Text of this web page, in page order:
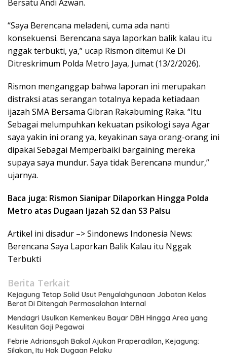
Bersatu Andi Azwan.
“Saya Berencana meladeni, cuma ada nanti
konsekuensi. Berencana saya laporkan balik kalau itu
nggak terbukti, ya,” ucap Rismon ditemui Ke Di
Ditreskrimum Polda Metro Jaya, Jumat (13/2/2026).
Rismon menganggap bahwa laporan ini merupakan
distraksi atas serangan totalnya kepada ketiadaan
ijazah SMA Bersama Gibran Rakabuming Raka. “Itu
Sebagai melumpuhkan kekuatan psikologi saya Agar
saya yakin ini orang ya, keyakinan saya orang-orang ini
dipakai Sebagai Memperbaiki bargaining mereka
supaya saya mundur. Saya tidak Berencana mundur,”
ujarnya.
Baca juga: Rismon Sianipar Dilaporkan Hingga Polda
Metro atas Dugaan Ijazah S2 dan S3 Palsu
Artikel ini disadur –> Sindonews Indonesia News:
Berencana Saya Laporkan Balik Kalau itu Nggak
Terbukti
Berita Terkait
Kejagung Tetap Solid Usut Penyalahgunaan Jabatan Kelas
Berat Di Ditengah Permasalahan Internal
Mendagri Usulkan Kemenkeu Bayar DBH Hingga Area yang
Kesulitan Gaji Pegawai
Febrie Adriansyah Bakal Ajukan Praperadilan, Kejagung:
Silakan, Itu Hak Dugaan Pelaku